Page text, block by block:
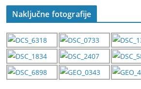
Naključne fotografije